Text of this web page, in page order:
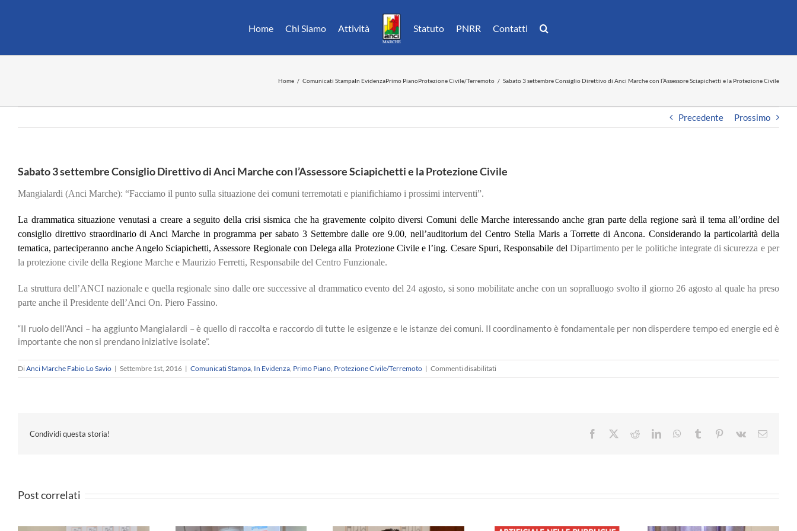
Home Chi Siamo Attività Statuto PNRR Contatti
Home Comunicati StampaIn EvidenzaPrimo PianoProtezione Civile/Terremoto Sabato 3 settembre Consiglio Direttivo di Anci Marche con l’Assessore Sciapichetti e la Protezione Civile
Precedente Prossimo
Sabato 3 settembre Consiglio Direttivo di Anci Marche con l’Assessore Sciapichetti e la Protezione Civile
Mangialardi (Anci Marche): “Facciamo il punto sulla situazione dei comuni terremotati e pianifichiamo i prossimi interventi”.
La drammatica situazione venutasi a creare a seguito della crisi sismica che ha gravemente colpito diversi Comuni delle Marche interessando anche gran parte della regione sarà il tema all’ordine del
consiglio direttivo straordinario di Anci Marche in programma per sabato 3 Settembre dalle ore 9.00, nell’auditorium del Centro Stella Maris a Torrette di Ancona. Considerando la particolarità della
tematica, parteciperanno anche Angelo Sciapichetti, Assessore Regionale con Delega alla Protezione Civile e l’ing. Cesare Spuri, Responsabile del Dipartimento per le politiche integrate di sicurezza e per
la protezione civile della Regione Marche e Maurizio Ferretti, Responsabile del Centro Funzionale.
La struttura dell’ANCI nazionale e quella regionale sino dalle ore successive al drammatico evento del 24 agosto, si sono mobilitate anche con un sopralluogo svolto il giorno 26 agosto al quale ha preso
parte anche il Presidente dell’Anci On. Piero Fassino.
“Il ruolo dell’Anci – ha aggiunto Mangialardi – è quello di raccolta e raccordo di tutte le esigenze e le istanze dei comuni. Il coordinamento è fondamentale per non disperdere tempo ed energie ed è
importante che non si prendano iniziative isolate”.
DiAnci Marche Fabio Lo Savio | Settembre 1st, 2016 | Comunicati Stampa, In Evidenza, Primo Piano, Protezione Civile/Terremoto | Commenti disabilitatisu
Sabato
e
Civile
Condividi questa storia! Facebook RedditLinkedInWhatsApp
Tumblr Pinterest
Vk Email
Post correlati